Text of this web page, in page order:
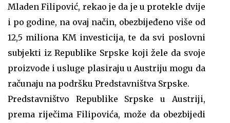
Mladen Filipović, rekao je da je u protekle dvije
i po godine, na ovaj način, obezbijeđeno više od
12,5 miliona KM investicija, te da svi poslovni
subjekti iz Republike Srpske koji žele da svoje
proizvode i usluge plasiraju u Austriju mogu da
računaju na podršku Predstavništva Srpske.
Predstavništvo Republike Srpske u Austriji,
prema riječima Filipovića, može da obezbijedi